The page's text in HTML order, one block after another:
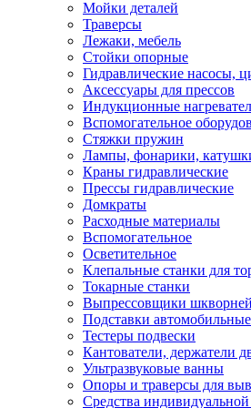
Мойки деталей
Траверсы
Лежаки, мебель
Стойки опорные
Гидравлические насосы,
Аксессуары для прессов
Индукционные
Вспомогательное
Стяжки пружин
Лампы, фонарики,
Краны гидравлические
Прессы гидравлические
Домкраты
Расходные материалы
Вспомогательное
Осветительное
Клепальные станки для
Токарные станки
Выпрессовщики шкворней
Подставки
Тестеры подвески
Кантователи, держатели
Ультразвуковые ванны
Опоры и траверсы для
Средства